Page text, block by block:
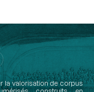
la valorisation de corpus